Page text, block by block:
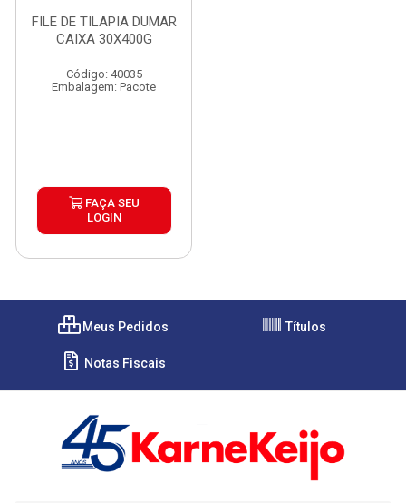
FILE DE TILAPIA DUMAR
CAIXA 30X400G
Código: 40035
Embalagem: Pacote
FAÇA SEU
LOGIN
Meus Pedidos Títulos
Notas Fiscais